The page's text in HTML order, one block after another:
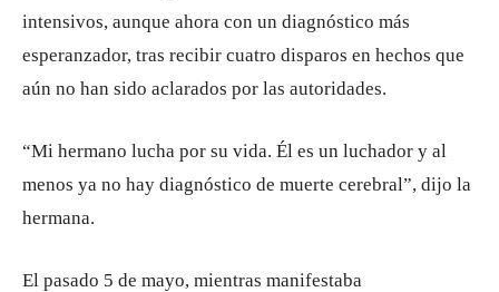
intensivos, aunque ahora con un diagnóstico más
esperanzador, tras recibir cuatro disparos en hechos que
aún no han sido aclarados por las autoridades.
“Mi hermano lucha por su vida. Él es un luchador y al
menos ya no hay diagnóstico de muerte cerebral”, dijo la
hermana.
El pasado 5 de mayo, mientras manifestaba